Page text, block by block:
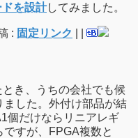
を設計してみました。
: 固定リンク
き、うちの会社でも候
した。外付け部品が結
個だけならリニアレギ
すが、FPGA複数と